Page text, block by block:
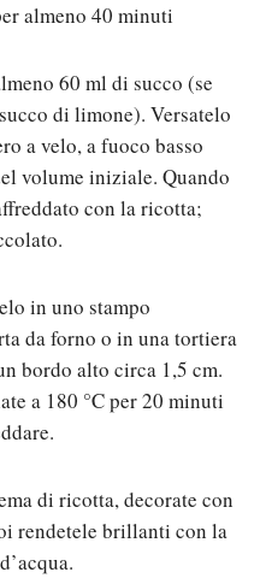
almeno 40 minuti
60 ml di succo (se
di limone). Versatelo
a velo, a fuoco basso
volume iniziale. Quando
con la ricotta;
in uno stampo
da forno o in una tortiera
bordo alto circa 1,5 cm.
a 180 °C per 20 minuti
di ricotta, decorate con
rendetele brillanti con la